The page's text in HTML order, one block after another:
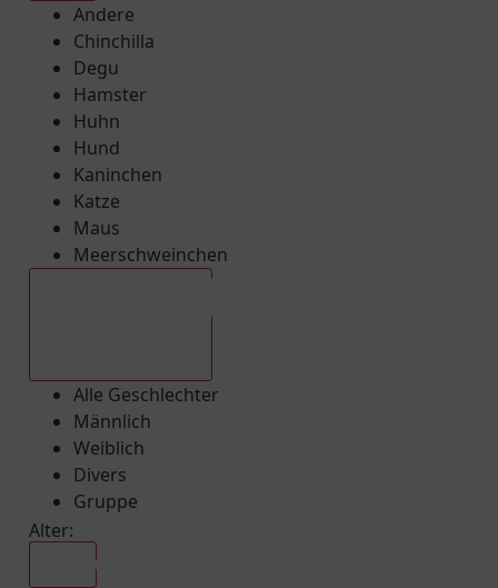
Andere
Chinchilla
Degu
Hamster
Huhn
Hund
Kaninchen
Katze
Maus
Meerschweinchen
Alle Geschlechter
Männlich
Weiblich
Divers
Gruppe
Alter: